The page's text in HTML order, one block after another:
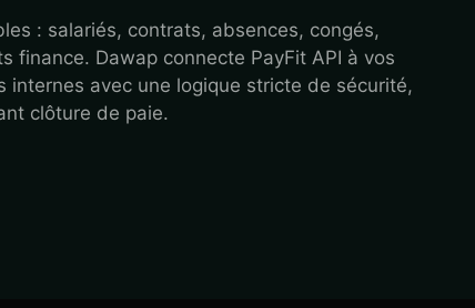
: salariés, contrats, absences, congés,
finance. Dawap connecte PayFit API à vos
internes avec une logique stricte de sécurité,
clôture de paie.